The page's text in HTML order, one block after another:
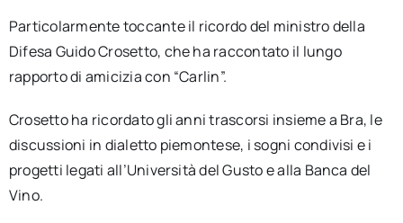
Particolarmente toccante il ricordo del ministro della
Difesa Guido Crosetto, che ha raccontato il lungo
rapporto di amicizia con “Carlin”.
Crosetto ha ricordato gli anni trascorsi insieme a Bra, le
discussioni in dialetto piemontese, i sogni condivisi e i
progetti legati all’Università del Gusto e alla Banca del
Vino.